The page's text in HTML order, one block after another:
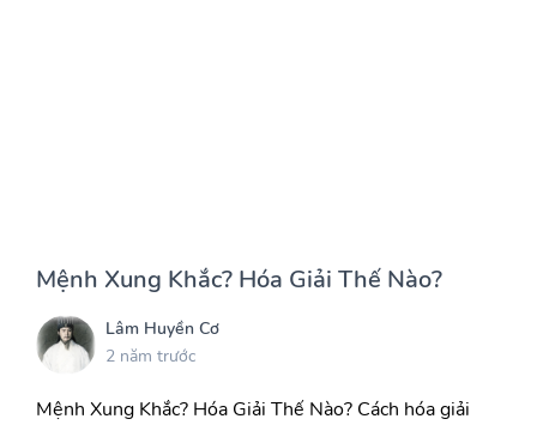
Mệnh Xung Khắc? Hóa Giải Thế Nào?
Lâm Huyền Cơ
2 năm trước
Mệnh Xung Khắc? Hóa Giải Thế Nào? Cách hóa giải